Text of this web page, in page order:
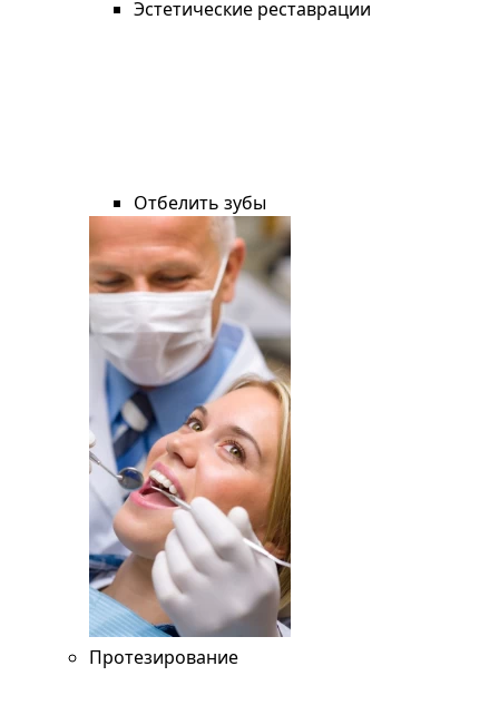
Эстетические реставрации
Отбелить зубы
Протезирование